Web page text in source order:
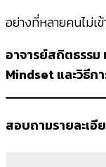
อย่างที่หลายคนไม่เข้
อาจารย์สถิตธรร
Mindset และวิธีก
สอบถามรายละเอี